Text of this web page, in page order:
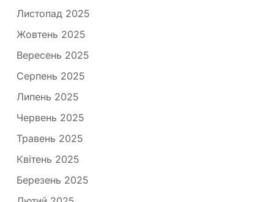
Листопад 2025
Жовтень 2025
Вересень 2025
Серпень 2025
Липень 2025
Червень 2025
Травень 2025
Квітень 2025
Березень 2025